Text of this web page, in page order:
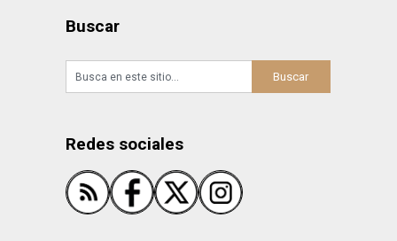
Buscar
Redes sociales